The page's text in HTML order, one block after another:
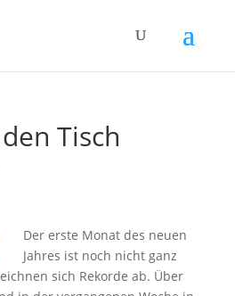
Tisch
Der erste Monat des neuen
Jahres ist noch nicht ganz
sich Rekorde ab. Über